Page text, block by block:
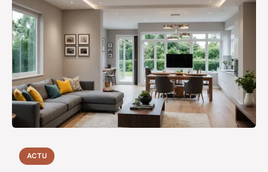
ACTU